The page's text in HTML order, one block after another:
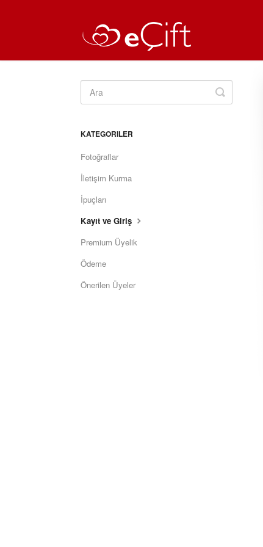
Toggle
Search
KATEGORILER
Fotoğraflar
İletişim Kurma
İpuçları
Kayıt ve Giriş
Premium Üyelik
Ödeme
Önerilen Üyeler